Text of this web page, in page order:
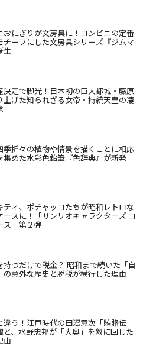
おにぎりが文房具に！コンビニの定番
チーフにした文房具シリーズ『ジムマ
生
決定で脚光！日本初の巨大都城・藤原
上げた知られざる女帝・持統天皇の凄
季折々の植物や情景を描くことに相応
集めた水彩色鉛筆『色辞典』が新発
ティ、ポチャッコたちが昭和レトロな
ースに！「サンリオキャラクターズ コ
ス」第２弾
持つだけで税金？ 昭和まで続いた「自
の意外な歴史と脱税が横行した理由
違う！江戸時代の田沼意次「賄賂伝
と、水野忠邦が「大奥」を敵に回した
由